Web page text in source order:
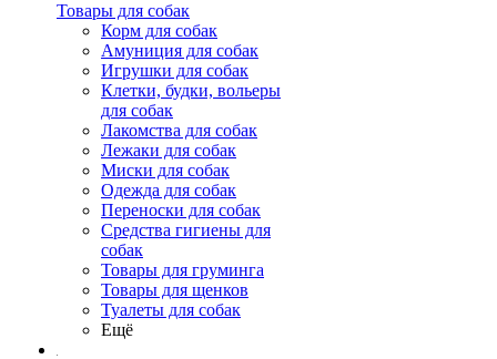
Товары для собак
Корм для собак
Амуниция для собак
Игрушки для собак
Клетки, будки, вольеры
для собак
Лакомства для собак
Лежаки для собак
Миски для собак
Одежда для собак
Переноски для собак
Средства гигиены для
собак
Товары для груминга
Товары для щенков
Туалеты для собак
Ещё